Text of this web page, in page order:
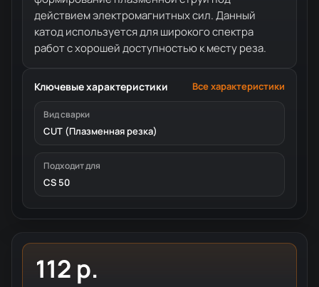
действием электромагнитных сил. Данный
катод используется для широкого спектра
работ с хорошей доступностью к месту реза.
Ключевые характеристики Все характеристики
Вид сварки
CUT (Плазменная резка)
Подходит для
CS 50
112 р.